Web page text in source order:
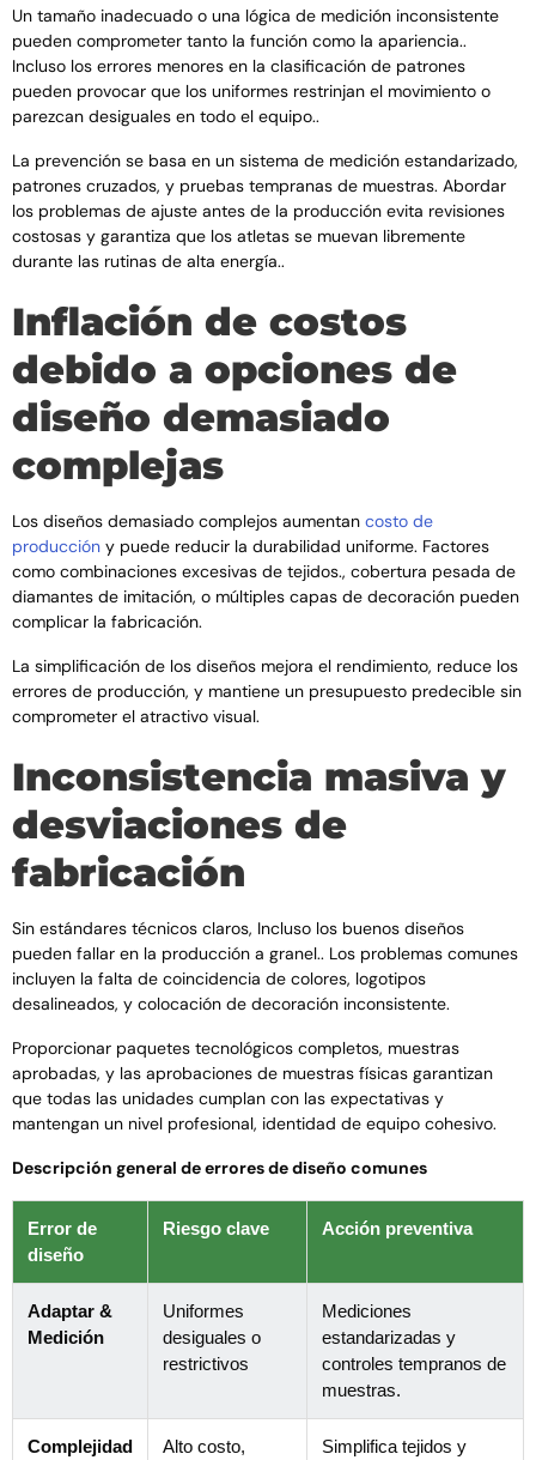
Un tamaño inadecuado o una lógica de medición inconsistente
pueden comprometer tanto la función como la apariencia..
Incluso los errores menores en la clasificación de patrones
pueden provocar que los uniformes restrinjan el movimiento o
parezcan desiguales en todo el equipo..
La prevención se basa en un sistema de medición estandarizado,
patrones cruzados, y pruebas tempranas de muestras. Abordar
los problemas de ajuste antes de la producción evita revisiones
costosas y garantiza que los atletas se muevan libremente
durante las rutinas de alta energía..
Inflación de costos
debido a opciones de
diseño demasiado
complejas
Los diseños demasiado complejos aumentan costo de
producción y puede reducir la durabilidad uniforme. Factores
como combinaciones excesivas de tejidos., cobertura pesada de
diamantes de imitación, o múltiples capas de decoración pueden
complicar la fabricación.
La simplificación de los diseños mejora el rendimiento, reduce los
errores de producción, y mantiene un presupuesto predecible sin
comprometer el atractivo visual.
Inconsistencia masiva y
desviaciones de
fabricación
Sin estándares técnicos claros, Incluso los buenos diseños
pueden fallar en la producción a granel.. Los problemas comunes
incluyen la falta de coincidencia de colores, logotipos
desalineados, y colocación de decoración inconsistente.
Proporcionar paquetes tecnológicos completos, muestras
aprobadas, y las aprobaciones de muestras físicas garantizan
que todas las unidades cumplan con las expectativas y
mantengan un nivel profesional, identidad de equipo cohesivo.
Descripción general de errores de diseño comunes
Error de
diseño
Riesgo clave Acción preventiva
Adaptar &
Medición
Uniformes
desiguales o
restrictivos
Mediciones
estandarizadas y
controles tempranos de
muestras.
Complejidad
Alto costo,
Simplifica tejidos y